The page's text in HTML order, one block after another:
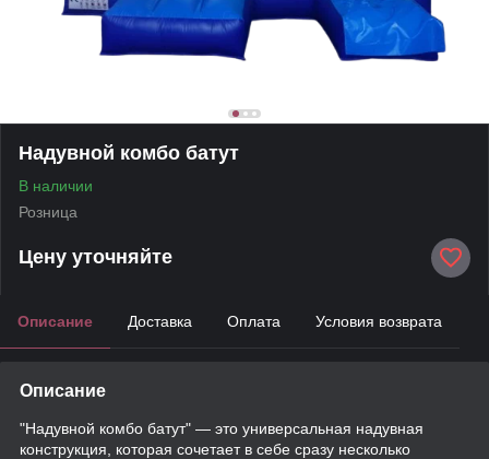
Надувной комбо батут
В наличии
Розница
Цену уточняйте
Описание Доставка Оплата Условия возврата
Описание
"Надувной комбо батут" — это универсальная надувная
конструкция, которая сочетает в себе сразу несколько